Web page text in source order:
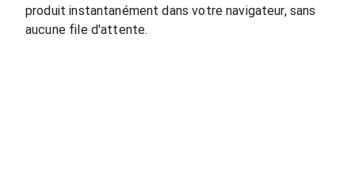
produit instantanément dans votre navigateur, sans
aucune file d'attente.